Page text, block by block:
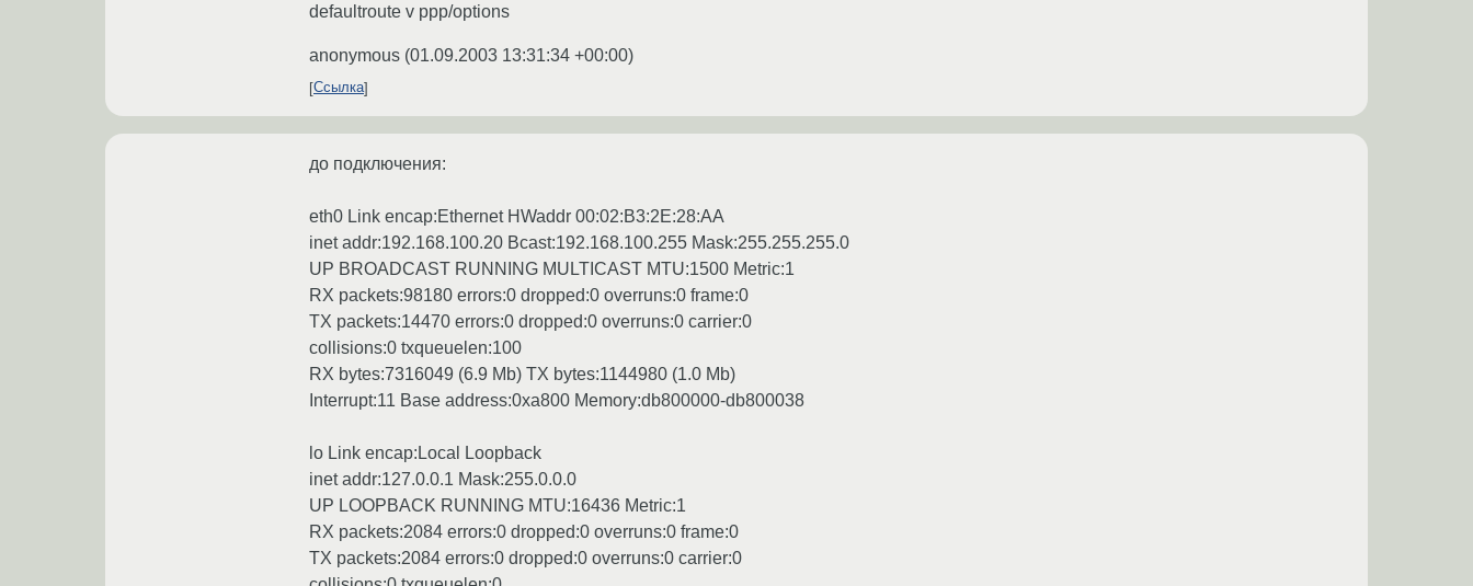
defaultroute v ppp/options
anonymous (01.09.2003 13:31:34 +00:00)
Ссылка
до подключения:
eth0 Link encap:Ethernet HWaddr 00:02:B3:2E:28:AA
inet addr:192.168.100.20 Bcast:192.168.100.255 Mask:255.255.255.0
UP BROADCAST RUNNING MULTICAST MTU:1500 Metric:1
RX packets:98180 errors:0 dropped:0 overruns:0 frame:0
TX packets:14470 errors:0 dropped:0 overruns:0 carrier:0
collisions:0 txqueuelen:100
RX bytes:7316049 (6.9 Mb) TX bytes:1144980 (1.0 Mb)
Interrupt:11 Base address:0xa800 Memory:db800000-db800038
lo Link encap:Local Loopback
inet addr:127.0.0.1 Mask:255.0.0.0
UP LOOPBACK RUNNING MTU:16436 Metric:1
RX packets:2084 errors:0 dropped:0 overruns:0 frame:0
TX packets:2084 errors:0 dropped:0 overruns:0 carrier:0